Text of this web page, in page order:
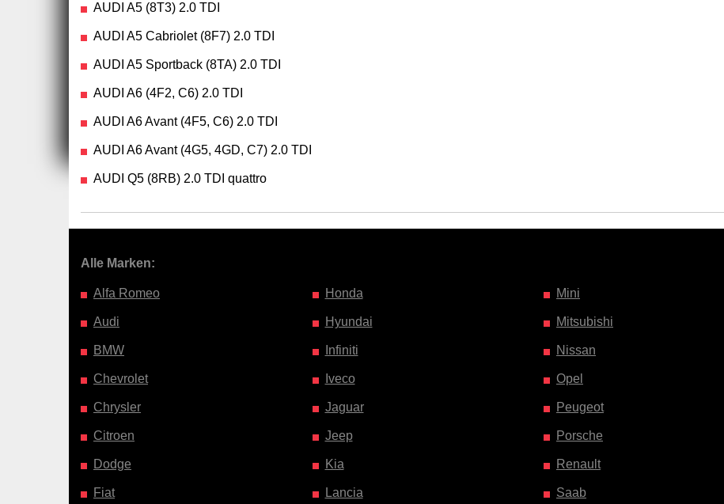
AUDI A5 (8T3) 2.0 TDI
AUDI A5 Cabriolet (8F7) 2.0 TDI
AUDI A5 Sportback (8TA) 2.0 TDI
AUDI A6 (4F2, C6) 2.0 TDI
AUDI A6 Avant (4F5, C6) 2.0 TDI
AUDI A6 Avant (4G5, 4GD, C7) 2.0 TDI
AUDI Q5 (8RB) 2.0 TDI quattro
Alle Marken:
Alfa Romeo
Audi
BMW
Chevrolet
Chrysler
Citroen
Dodge
Fiat
Honda
Hyundai
Infiniti
Iveco
Jaguar
Jeep
Kia
Lancia
Mini
Mitsubishi
Nissan
Opel
Peugeot
Porsche
Renault
Saab